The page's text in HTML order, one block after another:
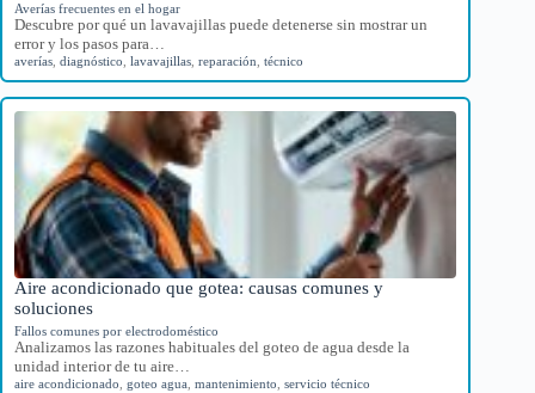
Averías frecuentes en el hogar
Descubre por qué un lavavajillas puede detenerse sin mostrar un
error y los pasos para…
averías diagnóstico lavavajillas reparación técnico
Aire acondicionado que gotea: causas comunes y
soluciones
Fallos comunes por electrodoméstico
Analizamos las razones habituales del goteo de agua desde la
unidad interior de tu aire…
aire acondicionado goteo agua mantenimiento servicio técnico